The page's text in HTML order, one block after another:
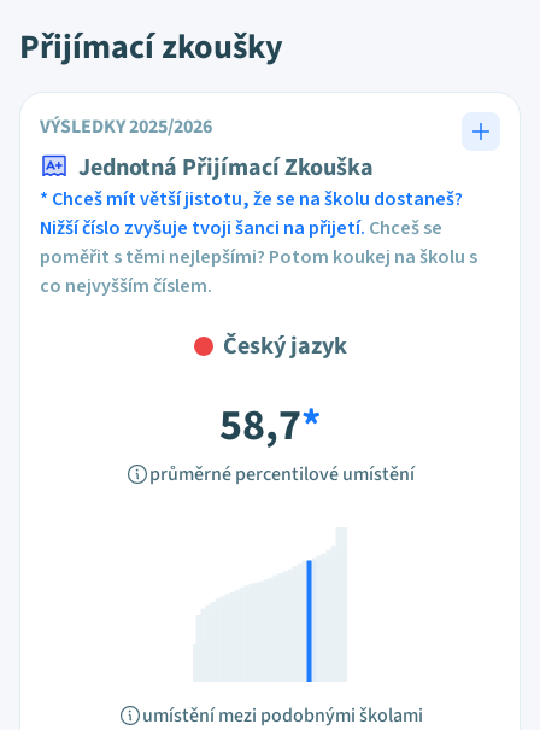
Přijímací zkoušky
VÝSLEDKY 2025/2026
Jednotná Přijímací Zkouška
* Chceš mít větší jistotu, že se na školu dostaneš?
Nižší číslo zvyšuje tvoji šanci na přijetí. Chceš se
poměřit s těmi nejlepšími? Potom koukej na školu s
co nejvyšším číslem.
Český jazyk
58,7*
průměrné percentilové umístění
umístění mezi podobnými školami